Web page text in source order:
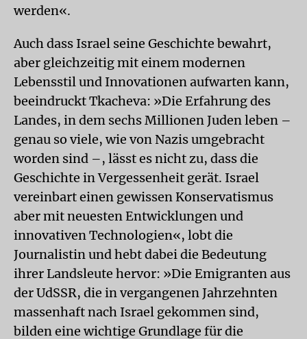
werden«.
Auch dass Israel seine Geschichte bewahrt,
aber gleichzeitig mit einem modernen
Lebensstil und Innovationen aufwarten kann,
beeindruckt Tkacheva: »Die Erfahrung des
Landes, in dem sechs Millionen Juden leben –
genau so viele, wie von Nazis umgebracht
worden sind –, lässt es nicht zu, dass die
Geschichte in Vergessenheit gerät. Israel
vereinbart einen gewissen Konservatismus
aber mit neuesten Entwicklungen und
innovativen Technologien«, lobt die
Journalistin und hebt dabei die Bedeutung
ihrer Landsleute hervor: »Die Emigranten aus
der UdSSR, die in vergangenen Jahrzehnten
massenhaft nach Israel gekommen sind,
bilden eine wichtige Grundlage für die